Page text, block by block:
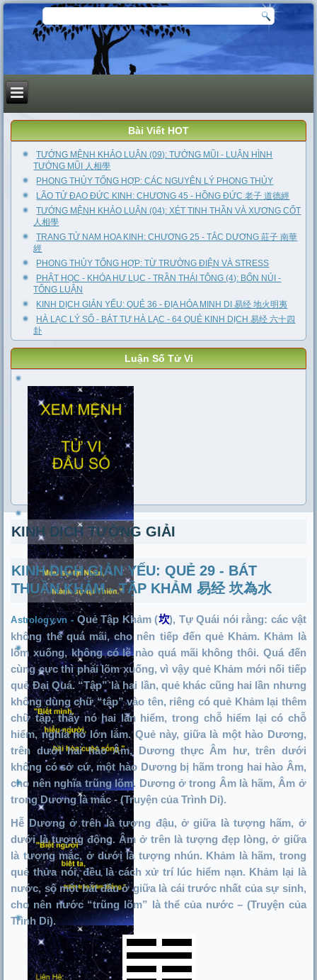
Bài Viết HOT
TƯỚNG MỆNH KHẢO LUẬN (09): TƯỚNG MŨI - LUẬN HÌNH
TƯỚNG MŨI 人相學
PHONG THỦY TỔNG HỢP: CÁC NGUYÊN LÝ PHONG THỦY
LÃO TỬ ĐẠO ĐỨC KINH: CHƯƠNG 45 - HỒNG ĐỨC 老子 道德經
TƯỚNG MỆNH KHẢO LUẬN (04): XÉT TINH THẦN VÀ XƯƠNG CỐT
人相學
TRANG TỬ NAM HOA KINH: CHƯƠNG 25 - TẮC DƯƠNG 莊子 南華
經
PHONG THỦY TỔNG HỢP: TỪ TRƯỜNG ĐIỆN VÀ STRESS
PHẬT HỌC - KHÓA HƯ LỤC - TRẦN THÁI TÔNG (4): BỐN NÚI -
TỔNG LUẬN
KINH DỊCH GIẢN YẾU: QUẺ 36 - ĐỊA HỎA MINH DI 易经 地火明夷
HÀ LẠC LÝ SỐ - BÁT TỰ HÀ LẠC - 64 QUẺ KINH DỊCH 易经 六十四
卦
Luận Số Tử Vi
KINH DỊCH TƯỜNG GIẢI
KINH DỊCH GIẢN YẾU: QUẺ 29 - BÁT
THUẦN KHẢM - TẬP KHẢM 易经 坎為水
Astrology.vn - Quẻ Tập Khảm (坎), Tự Quái nói rằng: các vật
không thể quá mãi, cho nên tiếp đến quẻ Khảm. Khảm là
lõm xuống, không có lẽ nào quá mãi không thôi. Quá đến
cùng cực thì phải lõm xuống, vì vậy quẻ Khảm mới nối tiếp
quẻ Đại Quá. “Tập” là hai lần, quẻ khác cũng hai lần nhưng
không dùng chữ “tập” vào tên, riêng có quẻ Khảm lại thêm
chữ tập, thấy nó hai lần hiểm, trong chỗ hiểm lại có chỗ
hiểm, nghĩa nó lớn lắm. Quẻ này, giữa là một hào Dương,
trên dưới hai hào Âm, Dương thực Âm hư, trên dưới
không có sở cứ, một hào Dương bị hãm trong hai hào Âm,
cho nên nghĩa trũng lõm. Dương ở trong Âm là hãm, Âm ở
trong Dương là mắc - (Truyện của Trình Di).
Hễ Dương ở trên là tượng đậu, ở giữa là tượng hãm, ở
dưới là tượng động. Âm ở trên là tượng đẹp lòng, ở giữa
là tượng mắc, ở dưới là tượng nhún. Khảm là hãm, trong
quẻ thửa nói, đều là cách xử trí lúc hiểm nạn. Khảm lại là
nước, số một bắt đầu ở giữa là cái trước nhất của sự sinh,
cho nên nước “trũng lõm” là thể của nước – (Truyện của
Trình Di).